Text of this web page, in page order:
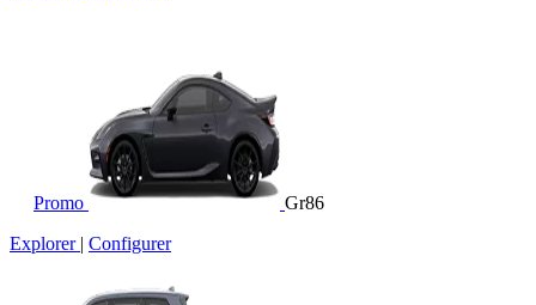
Promo
Gr86
Explorer | Configurer